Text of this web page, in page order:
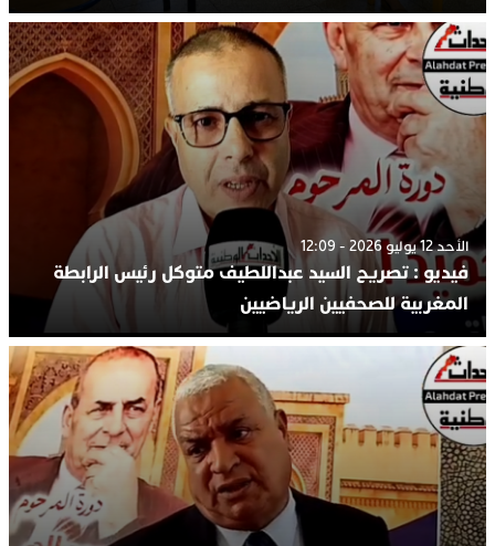
الأحد 12 يوليو 2026 - 12:09
فيديو : تصريح السيد عبداللطيف متوكل رئيس الرابطة
المغربية للصحفيين الرياضيين